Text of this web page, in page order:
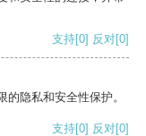
支持[0] 反对[0]
隐私和安全性保护。
支持[0] 反对[0]